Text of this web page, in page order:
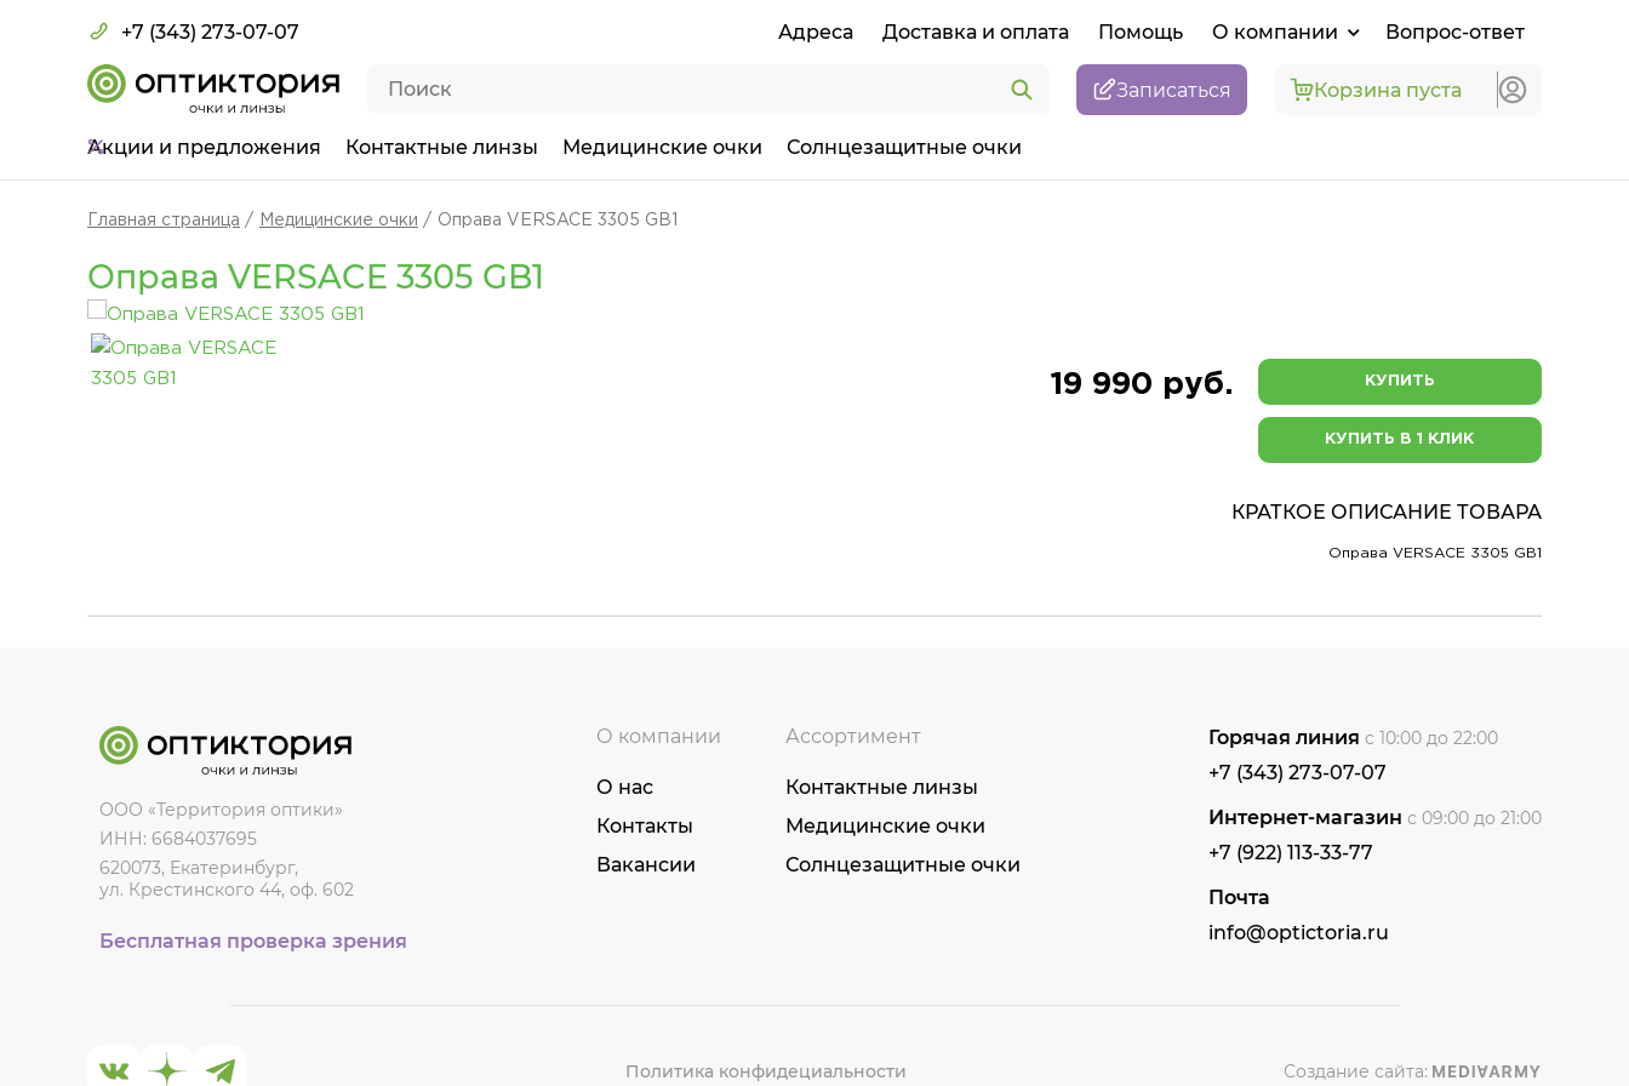
+7 (343) 273-07-07 Адреса Доставка и оплата Помощь О компании Вопрос-ответ
Записаться Корзина пуста
Акции и предложения Контактные линзы Медицинские очки Солнцезащитные очки
Главная страница Медицинские очки Оправа VERSACE 3305 GB1
Оправа VERSACE 3305 GB1
19 990 руб. КУПИТЬ
КУПИТЬ В 1 КЛИК
КРАТКОЕ ОПИСАНИЕ ТОВАРА
Оправа VERSACE 3305 GB1
ООО «Территория оптики»
ИНН: 6684037695
620073, Екатеринбург,
ул. Крестинского 44, оф. 602
Бесплатная проверка зрения
О компании
О нас
Контакты
Вакансии
Ассортимент
Контактные линзы
Медицинские очки
Солнцезащитные очки
Горячая линия с 10:00 до 22:00
+7 (343) 273-07-07
Интернет-магазин с 09:00 до 21:00
+7 (922) 113-33-77
Почта
info@optictoria.ru
Политика конфидециальности Создание сайта: